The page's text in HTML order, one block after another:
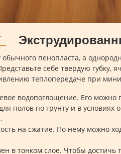
пенопласта, а
себе твердую губку,
теплопередаче при
водопоглощение. Его можно
полов по грунту и в условиях
на сжатие. По нему можно
в тонком слое. Чтобы достичь